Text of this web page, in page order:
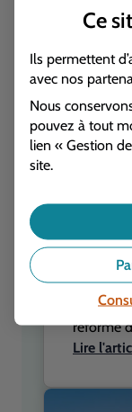
2026
Le
réforme
aide
2026,
Lire
Ce
Ils permettent
avec nos
Nous
pouvez à tout
lien « Gestion
site.